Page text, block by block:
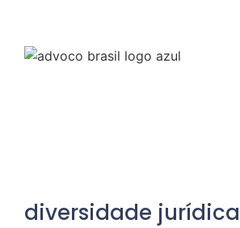
diversidade jurídica